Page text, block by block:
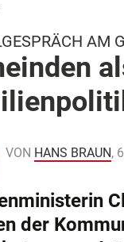
AM
VON HANS BRAUN,
der